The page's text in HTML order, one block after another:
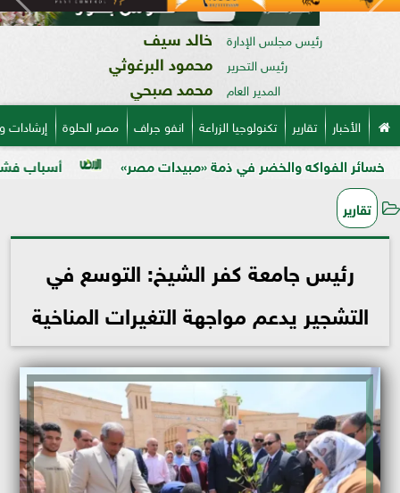
رئيس مجلس الإدارة خالد سيف
رئيس التحرير محمود البرغوثي
المدير العام محمد صبحي
الأخبار تقارير تكنولوجيا الزراعة انفو جراف مصر الحلوة
أسباب فشل تحجيم والخضر في ذمة «مبيدات مصر»
تقارير
رئيس جامعة كفر الشيخ: التوسع في
التشجير يدعم مواجهة التغيرات المناخية